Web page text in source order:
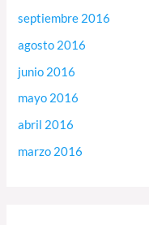
septiembre 2016
agosto 2016
junio 2016
mayo 2016
abril 2016
marzo 2016